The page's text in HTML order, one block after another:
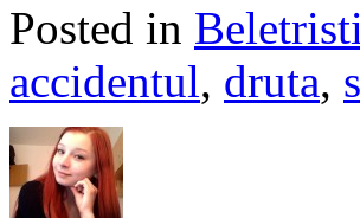
Posted in
accidentul, druta,